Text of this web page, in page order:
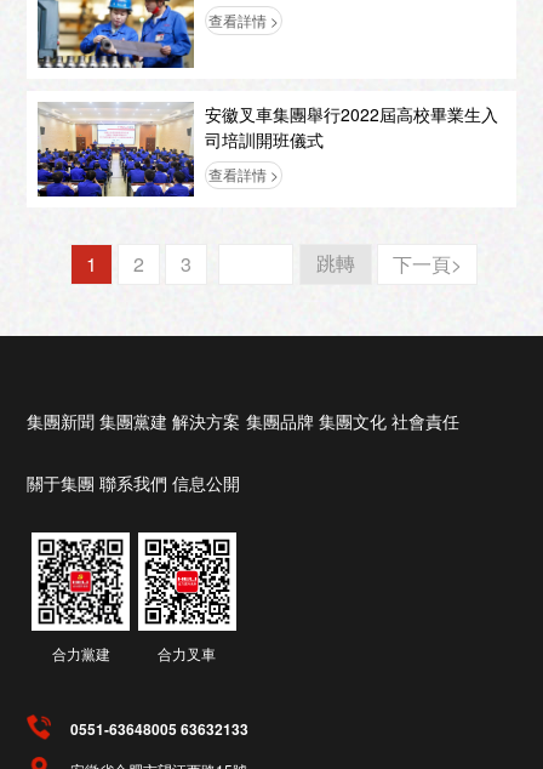
查看詳情 >
安徽叉車集團舉行2022屆高校畢業生入
司培訓開班儀式
查看詳情 >
下一頁>
1 2 3
集團新聞 集團黨建 解決方案 集團品牌 集團文化 社會責任
關于集團 聯系我們 信息公開
合力黨建 合力叉車
0551-63648005 63632133